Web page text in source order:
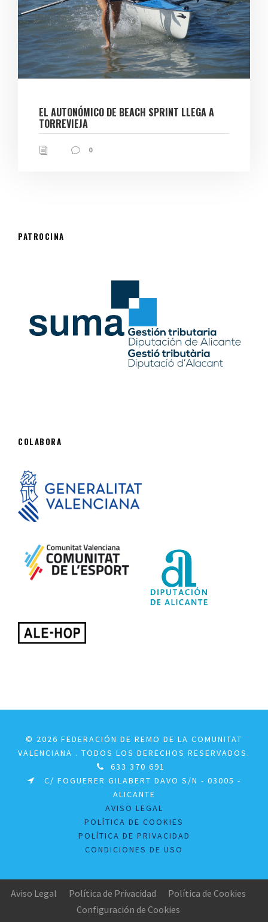
EL AUTONÓMICO DE BEACH SPRINT LLEGA A
TORREVIEJA
0
PATROCINA
COLABORA
© 2026 FEDERACIÓN DE REMO DE LA COMUNITAT
VALENCIANA . TODOS LOS DERECHOS RESERVADOS.
633 370 691
C/ FOGUERER GILABERT DAVO S/N - 03005 -
ALICANTE
AVISO LEGAL
POLÍTICA DE COOKIES
POLÍTICA DE PRIVACIDAD
CONDICIONES DE USO
Aviso Legal Política de Privacidad
Política de Cookies
Configuración de Cookies